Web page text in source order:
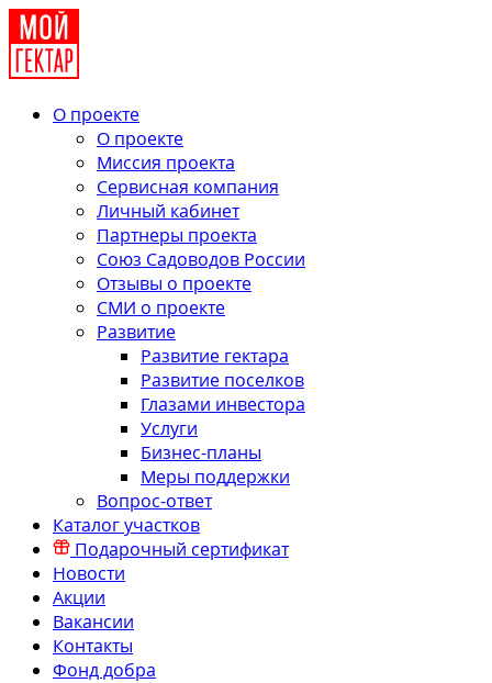
О проекте
О проекте
Миссия проекта
Сервисная компания
Личный кабинет
Партнеры проекта
Союз Садоводов России
Отзывы о проекте
СМИ о проекте
Развитие
Развитие гектара
Развитие поселков
Глазами инвестора
Услуги
Бизнес-планы
Меры поддержки
Вопрос-ответ
Каталог участков
Подарочный сертификат
Новости
Акции
Вакансии
Контакты
Фонд добра